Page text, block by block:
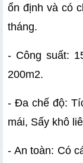
ổn định và có
tháng.
- Công suất:
200m2.
- Đa chế độ:
mái, Sấy khô
- An toàn: Có